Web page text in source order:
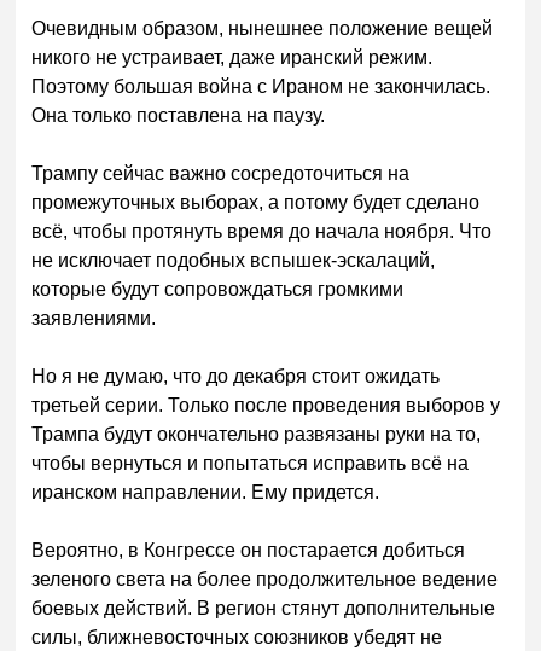
Очевидным образом, нынешнее положение вещей
никого не устраивает, даже иранский режим.
Поэтому большая война с Ираном не закончилась.
Она только поставлена на паузу.
Трампу сейчас важно сосредоточиться на
промежуточных выборах, а потому будет сделано
всё, чтобы протянуть время до начала ноября. Что
не исключает подобных вспышек-эскалаций,
которые будут сопровождаться громкими
заявлениями.
Но я не думаю, что до декабря стоит ожидать
третьей серии. Только после проведения выборов у
Трампа будут окончательно развязаны руки на то,
чтобы вернуться и попытаться исправить всё на
иранском направлении. Ему придется.
Вероятно, в Конгрессе он постарается добиться
зеленого света на более продолжительное ведение
боевых действий. В регион стянут дополнительные
силы, ближневосточных союзников убедят не